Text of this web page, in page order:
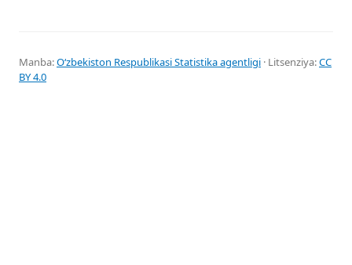
Manba:Oʻzbekiston Respublikasi Statistika agentligi · Litsenziya:CC
BY 4.0